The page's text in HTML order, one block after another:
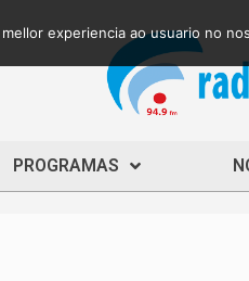
PROGRAMAS
experiencia ao usuario no